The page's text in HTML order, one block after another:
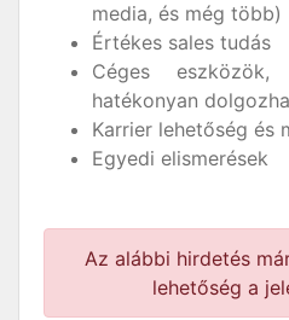
media, és még több)
Értékes sales tudás
Céges
hatékonyan
Karrier lehetőség és
Egyedi elismerések
Az alábbi hirdetés
lehetőség a